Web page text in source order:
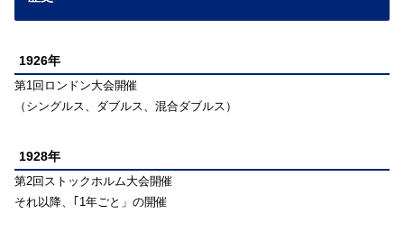
1926年
第1回ロンドン大会開催
（シングルス、ダブルス、混合ダブルス）
1928年
第2回ストックホルム大会開催
それ以降、｢1年ごと」の開催